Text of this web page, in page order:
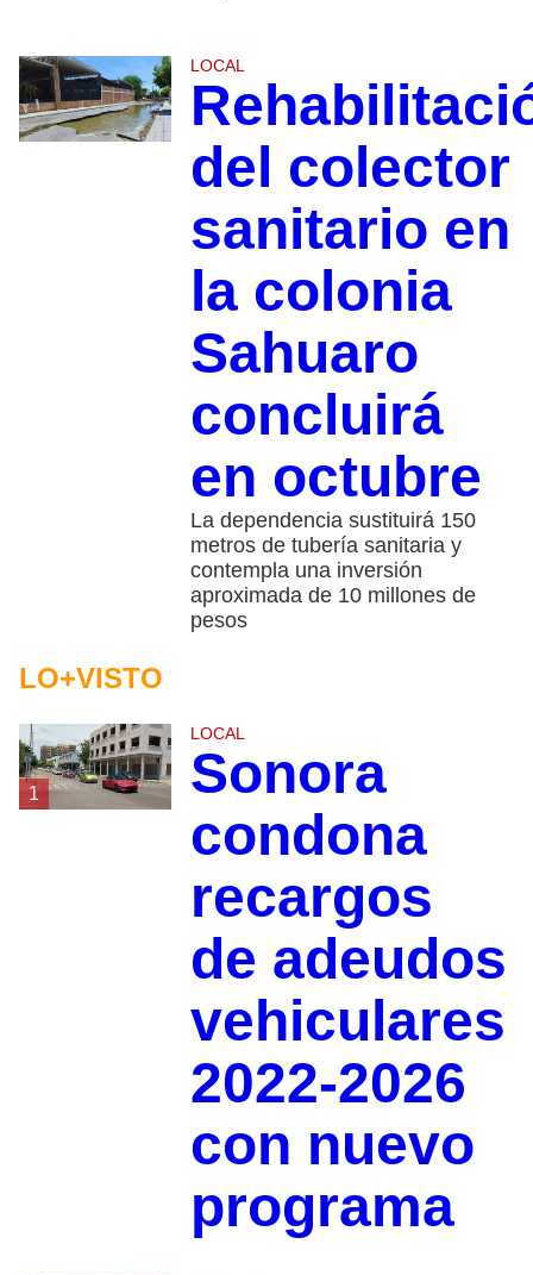
LOCAL
del colector
sanitario en
la colonia
Sahuaro
concluirá
en octubre
La dependencia sustituirá 150
metros de tubería sanitaria y
contempla una inversión
aproximada de 10 millones de
pesos
LO+VISTO
1
LOCAL
Sonora
condona
recargos
de adeudos
vehiculares
2022-2026
con nuevo
programa